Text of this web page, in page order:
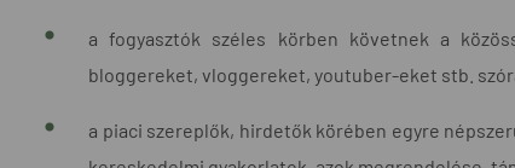
a fogyasztók széles körben követnek a
bloggereket, vloggereket, youtuber-eket stb.
a piaci szereplők, hirdetők körében egyre